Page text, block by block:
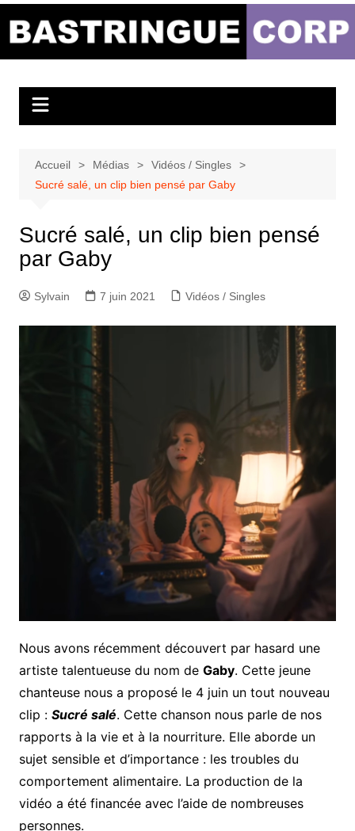
Bastringue Corp –
Musicales
Accueil Médias
Vidéos / Singles
Sucré salé, un clip bien pensé par Gaby
Sucré salé, un clip bien pensé
par Gaby
Sylvain 7 juin 2021 Vidéos / Singles
Nous avons récemment découvert par hasard une
artiste talentueuse du nom de Gaby. Cette jeune
chanteuse nous a proposé le 4 juin un tout nouveau
clip : Sucré salé. Cette chanson nous parle de nos
rapports à la vie et à la nourriture. Elle aborde un
sujet sensible et d’importance : les troubles du
comportement alimentaire. La production de la
vidéo a été financée avec l’aide de nombreuses
personnes.